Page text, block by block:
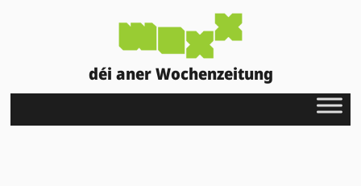
déi aner Wochenzeitung